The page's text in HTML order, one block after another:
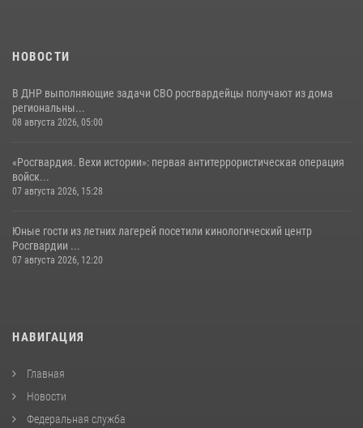
НОВОСТИ
В ДНР выполняющие задачи СВО росгвардейцы получают из дома
региональны...
08 августа 2026, 05:00
«Росгвардия. Вехи истории»: первая антитеррористическая операция
войск...
07 августа 2026, 15:28
Юные гости из летних лагерей посетили кинологический центр
Росгвардии ...
07 августа 2026, 12:20
НАВИГАЦИЯ
Главная
Новости
Федеральная служба